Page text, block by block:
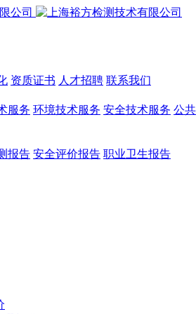
资质证书 人才招聘 联系我们
服务 环境技术服务 安全技术服务 公
报告 安全评价报告 职业卫生报告